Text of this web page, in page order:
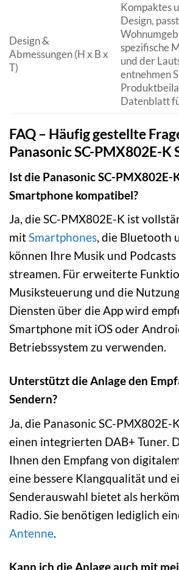
Design &
Abmessungen (H x B x
T)
Kompaktes
Design,
spezifische
und der
entnehmen
Datenblatt
FAQ – Häufig gestellte
Panasonic SC-PMX802E-K
Ist die Panasonic SC-PMX802E-
Smartphone kompatibel?
Ja, die SC-PMX802E-K ist
mitSmartphones, die Bluetooth
können Ihre Musik und
streamen. Für erweiterte
Musiksteuerung und die
Diensten über die App wird
Smartphone mit iOS oder
Betriebssystem zu verwenden.
Unterstützt die Anlage den
Sendern?
Ja, die Panasonic SC-
einen integrierten DAB+ Tuner.
Ihnen den Empfang von
eine bessere Klangqualität und
Senderauswahl bietet als
Radio. Sie benötigen lediglich
Antenne.
Kann ich die Anlage auch mit